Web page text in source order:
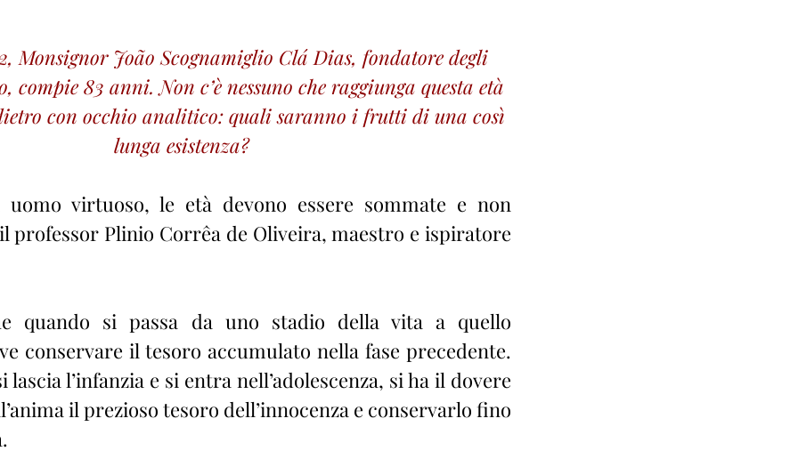
Monsignor João Scognamiglio Clá Dias, fondatore degli
compie 83 anni. Non c’è nessuno che raggiunga questa età
con occhio analitico: quali saranno i frutti di una così
lunga esistenza?
virtuoso, le età devono essere sommate e non
professor Plinio Corrêa de Oliveira, maestro e ispiratore
quando si passa da uno stadio della vita a quello
conservare il tesoro accumulato nella fase precedente.
l’infanzia e si entra nell’adolescenza, si ha il dovere
il prezioso tesoro dell’innocenza e conservarlo fino